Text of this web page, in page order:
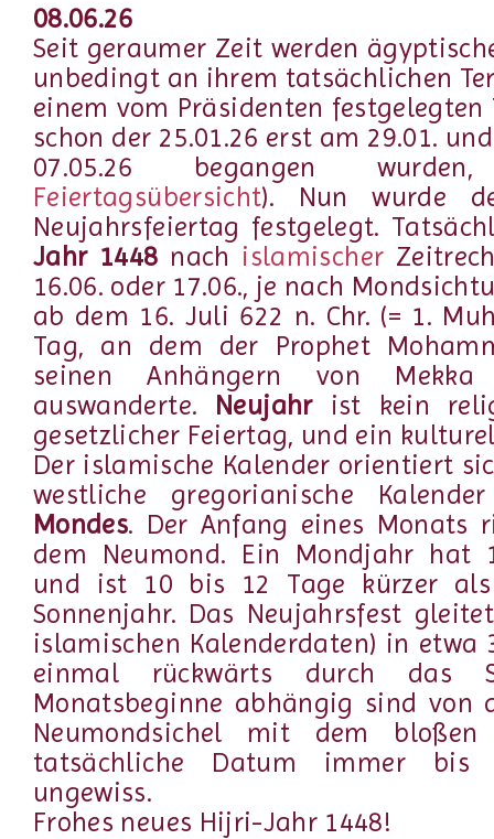
08.06.26
Seit geraumer Zeit werden
unbedingt an ihrem tatsächlichen
einem vom Präsidenten festgelegten
schon der 25.01.26 erst am 29.01.
07.05.26 begangen
Feiertagsübersicht). Nun wurde
Neujahrsfeiertag festgelegt.
Jahr 1448 nach islamischer
16.06. oder 17.06., je nach
ab dem 16. Juli 622 n. Chr. (= 1.
Tag, an dem der Prophet
seinen Anhängern von
auswanderte. Neujahrist kein
gesetzlicher Feiertag, und ein
Der islamische Kalender orientiert
westliche gregorianische
Mondes. Der Anfang eines Monats
dem Neumond. Ein Mondjahr hat
und ist 10 bis 12 Tage kürzer
Sonnenjahr. Das Neujahrsfest
islamischen Kalenderdaten) in etwa
einmal rückwärts durch das
Monatsbeginne abhängig sind von
Neumondsichel mit dem
tatsächliche Datum immer bis
ungewiss.
Frohes neues Hijri-Jahr 1448!